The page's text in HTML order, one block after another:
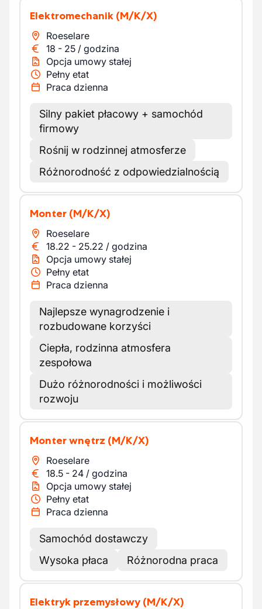
Elektromechanik (M/K/X)
Roeselare
18 - 25 / godzina
Opcja umowy stałej
Pełny etat
Praca dzienna
Silny pakiet płacowy + samochód
firmowy
Rośnij w rodzinnej atmosferze
Różnorodność z odpowiedzialnością
Monter (M/K/X)
Roeselare
18.22 - 25.22 / godzina
Opcja umowy stałej
Pełny etat
Praca dzienna
Najlepsze wynagrodzenie i
rozbudowane korzyści
Ciepła, rodzinna atmosfera
zespołowa
Dużo różnorodności i możliwości
rozwoju
Monter wnętrz (M/K/X)
Roeselare
18.5 - 24 / godzina
Opcja umowy stałej
Pełny etat
Praca dzienna
Samochód dostawczy
Wysoka płaca
Różnorodna praca
Elektryk przemysłowy (M/K/X)